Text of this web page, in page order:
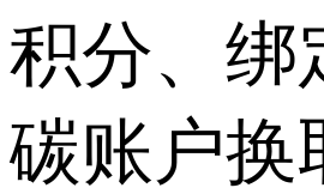
积分、绑
碳账户换